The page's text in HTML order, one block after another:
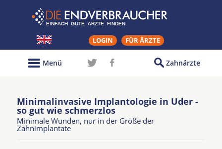
LOGIN FÜR ÄRZTE
Zahnärzte
Menü
Minimalinvasive Implantologie in Uder -
so gut wie schmerzlos
Minimale Wunden, nur in der Größe der
Zahnimplantate